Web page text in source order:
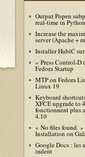
Output Popen
real-time in Python
Increase the
server (Apache +
Installer HubiC
« Press Control-D
Fedora Startup
MTP on Fedora
Linux 19
Keyboard
XFCE upgrade to
fonctionnent plus
4.10
« No files found. »
Installation on
Google Docs : les
indent